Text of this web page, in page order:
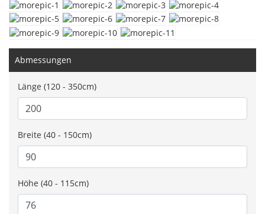
Abmessungen
Länge (120 - 350cm)
Breite (40 - 150cm)
Höhe (40 - 115cm)